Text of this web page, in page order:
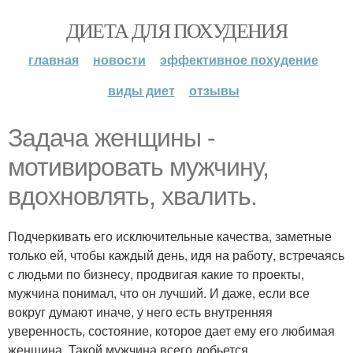
ДИЕТА ДЛЯ ПОХУДЕНИЯ
главная новости
эффективное похудение
виды диет
отзывы
Задача женщины -
мотивировать мужчину,
вдохновлять, хвалить.
Подчеркивать его исключительные качества, заметные
только ей, чтобы каждый день, идя на работу, встречаясь
с людьми по бизнесу, продвигая какие то проекты,
мужчина понимал, что он лучший. И даже, если все
вокруг думают иначе, у него есть внутренняя
уверенность, состояние, которое дает ему его любимая